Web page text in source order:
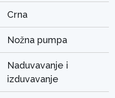
Crna
Nožna pumpa
Naduvavanje i
izduvavanje